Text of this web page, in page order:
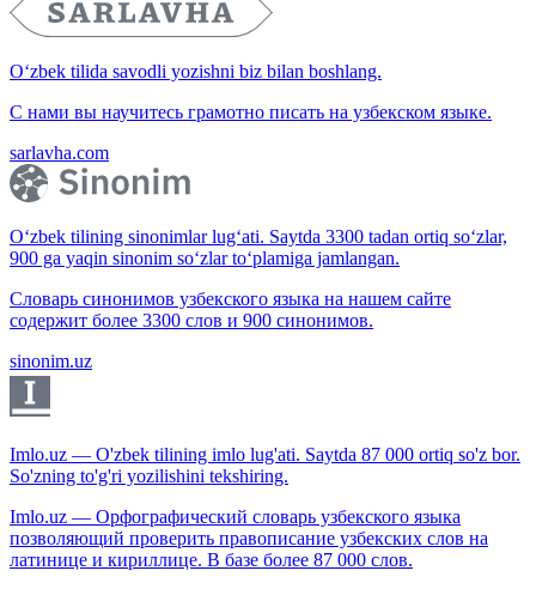
O‘zbek tilida savodli yozishni biz bilan boshlang.
С нами вы научитесь грамотно писать на узбекском языке.
sarlavha.com
O‘zbek tilining sinonimlar lug‘ati. Saytda 3300 tadan ortiq so‘zlar,
900 ga yaqin sinonim so‘zlar to‘plamiga jamlangan.
Словарь синонимов узбекского языка на нашем сайте
содержит более 3300 слов и 900 синонимов.
sinonim.uz
Imlo.uz — O'zbek tilining imlo lug'ati. Saytda 87 000 ortiq so'z bor.
So'zning to'g'ri yozilishini tekshiring.
Imlo.uz — Орфографический словарь узбекского языка
позволяющий проверить правописание узбекских слов на
латинице и кириллице. В базе более 87 000 слов.